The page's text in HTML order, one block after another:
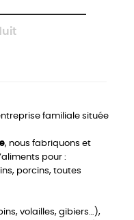
familiale située
, nous fabriquons et
pour :
porcins, toutes
volailles, gibiers…),